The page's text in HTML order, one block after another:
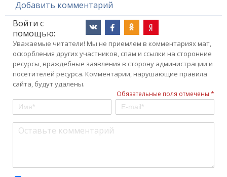
Добавить комментарий
Войти с
помощью:
Уважаемые читатели! Мы не приемлем в комментариях мат,
оскорбления других участников, спам и ссылки на сторонние
ресурсы, враждебные заявления в сторону администрации и
посетителей ресурса. Комментарии, нарушающие правила
сайта, будут удалены.
Обязательные поля отмечены *